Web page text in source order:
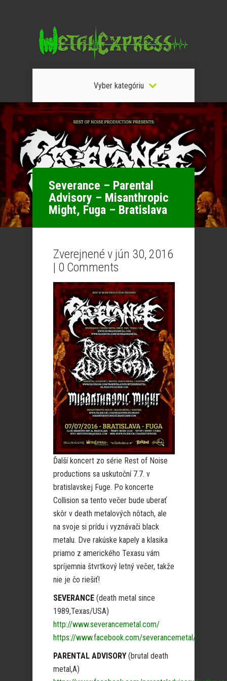
Vyber kategóriu
Severance – Parental
Advisory – Misanthropic
Might, Fuga – Bratislava
Zverejnené v jún 30, 2016
| 0 Comments
Ďalší koncert zo série Rest of Noise
productions sa uskutoční 7.7. v
bratislavskej Fuge. Po koncerte
Collision sa tento večer bude uberať
skôr v death metalových nôtach, ale
na svoje si prídu i vyznávači black
metalu. Dve rakúske kapely a klasika
priamo z amerického Texasu vám
spríjemnia štvrtkový letný večer, takže
nie je čo riešiť!
SEVERANCE (death metal since
1989,Texas/USA)
http://www.severancemetal.com/
https://www.facebook.com/severancemetal/
PARENTAL ADVISORY (brutal death
metal,A)